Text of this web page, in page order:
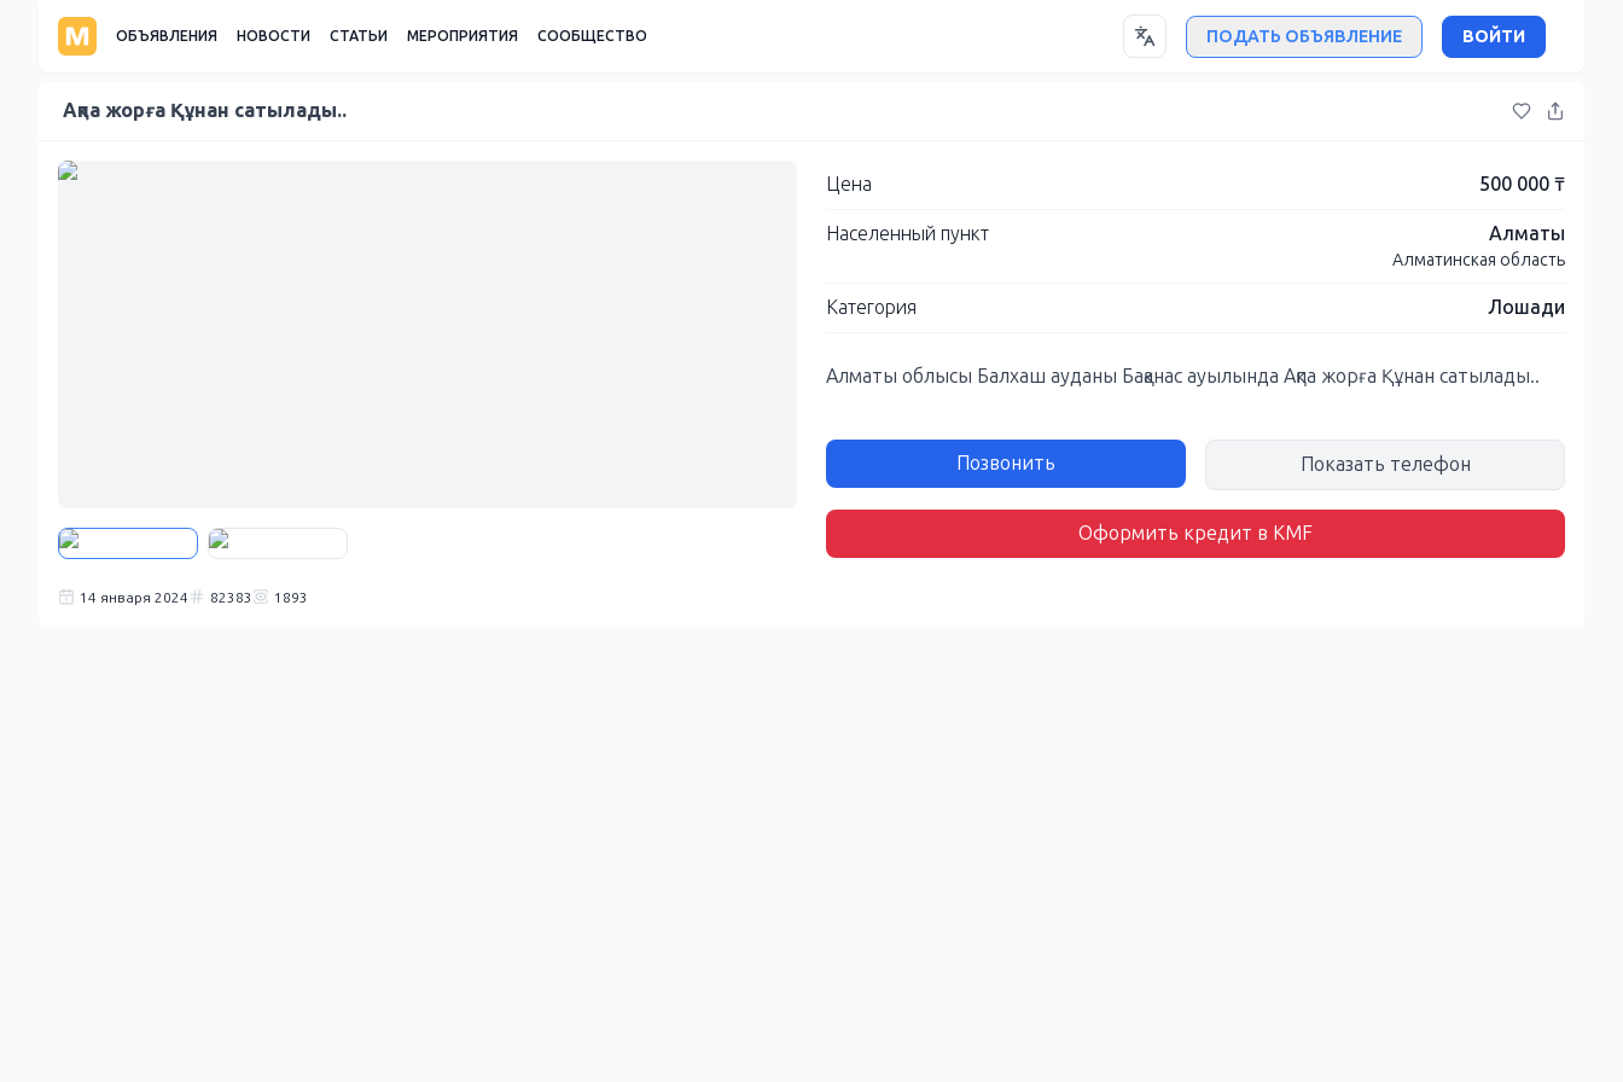
ОБЪЯВЛЕНИЯ НОВОСТИ СТАТЬИ МЕРОПРИЯТИЯ СООБЩЕСТВО ПОДАТЬ ОБЪЯВЛЕНИЕ ВОЙТИ
Ақпа жорға Құнан сатылады..
Цена 500 000 ₸
Населенный пункт Алматы
Алматинская область
Категория Лошади
Алматы облысы Балхаш ауданы Бақанас ауылында Ақпа жорға Құнан сатылады..
Позвонить Показать телефон
Оформить кредит в KMF
14 января 2024 82383 1893